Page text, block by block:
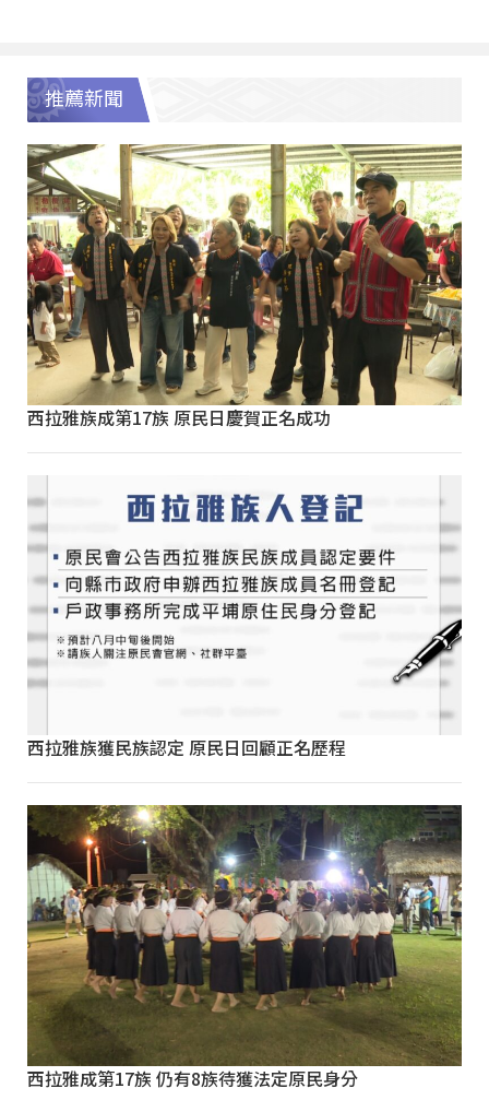
推薦新聞
西拉雅族成第17族 原民日慶賀正名成功
西拉雅族獲民族認定 原民日回顧正名歷程
西拉雅成第17族 仍有8族待獲法定原民身分